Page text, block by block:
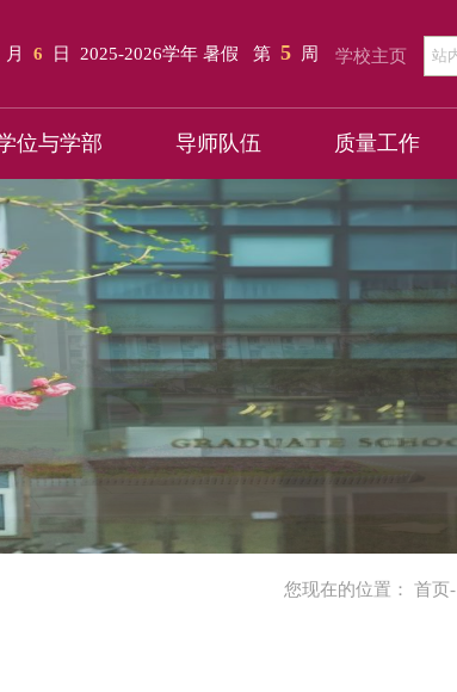
月 6 日 2025-2026学年 暑假 第 5 周 学校主页
位与学部 导师队伍 质量工作
您现在的位置： 首页-